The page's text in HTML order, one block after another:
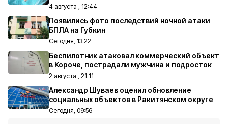
4 августа , 12:44
Появились фото последствий ночной атаки
БПЛА на Губкин
Сегодня, 13:22
Беспилотник атаковал коммерческий объект
в Короче, пострадали мужчина и подросток
2 августа , 21:11
Александр Шуваев оценил обновление
социальных объектов в Ракитянском округе
Сегодня, 09:56